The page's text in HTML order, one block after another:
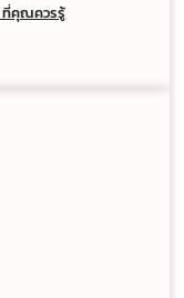
ที่คุณควรรู้